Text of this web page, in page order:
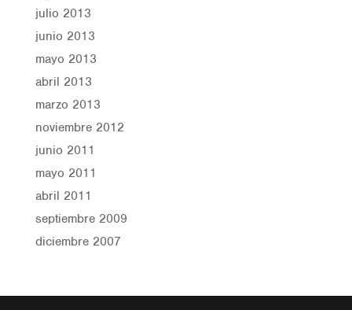
julio 2013
junio 2013
mayo 2013
abril 2013
marzo 2013
noviembre 2012
junio 2011
mayo 2011
abril 2011
septiembre 2009
diciembre 2007